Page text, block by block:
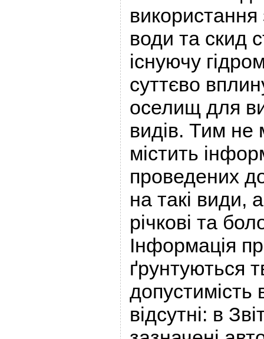
використання
води та скид
існуючу
суттєво
оселищ для
видів. Тим
містить
проведених
на такі види,
річкові та
Інформація
ґрунтуються
допустимість
відсутні: в